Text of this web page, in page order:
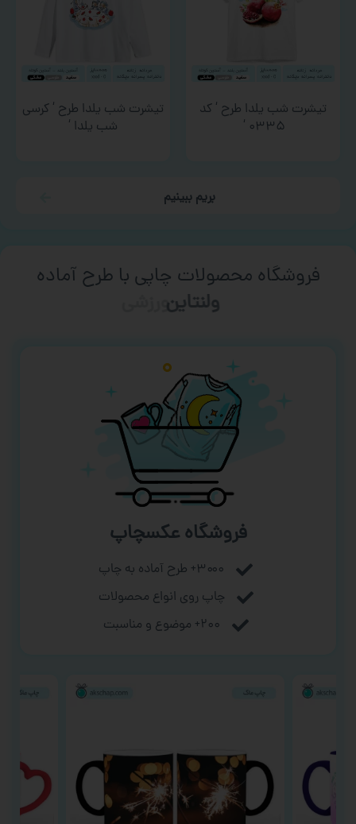
تیشرت شب یلدا طرح ‘ کد
۰۳۳۵ ‘
تیشرت شب یلدا طرح ‘ کرسی
شب یلدا ‘
بریم ببینیم
فروشگاه محصولات چاپی با طرح آماده
ورزشی
فروشگاه عکسچاپ
۳۰۰۰+ طرح آماده به چاپ
چاپ روی انواع محصولات
۲۰۰+ موضوع و مناسبت